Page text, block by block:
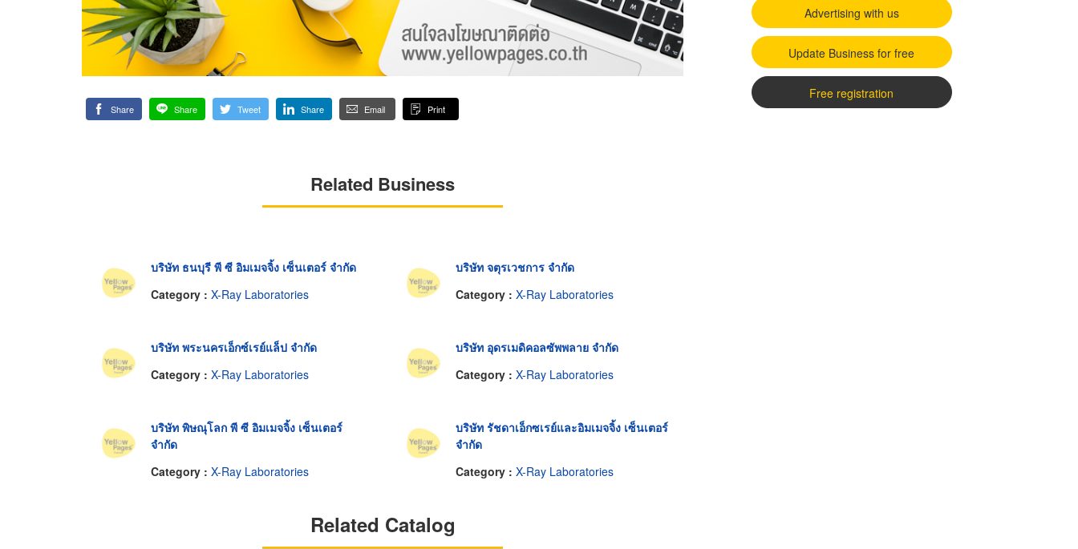
Share Share Tweet Share Email Print
Related Business
บริษัท ธนบุรี พี ซี อิมเมจจิ้ง เซ็นเตอร์ จำกัด
Category : X-Ray Laboratories
บริษัท จตุรเวชการ จำกัด
Category : X-Ray Laboratories
บริษัท พระนครเอ็กซ์เรย์แล็ป จำกัด
Category : X-Ray Laboratories
บริษัท อุดรเมดิคอลซัพพลาย จำกัด
Category : X-Ray Laboratories
บริษัท พิษณุโลก พี ซี อิมเมจจิ้ง เซ็นเตอร์
จำกัด
Category : X-Ray Laboratories
บริษัท รัชดาเอ็กซเรย์และอิมเมจจิ้ง เซ็นเตอร์
จำกัด
Category : X-Ray Laboratories
Related Catalog
Advertising with us
Update Business for free
Free registration